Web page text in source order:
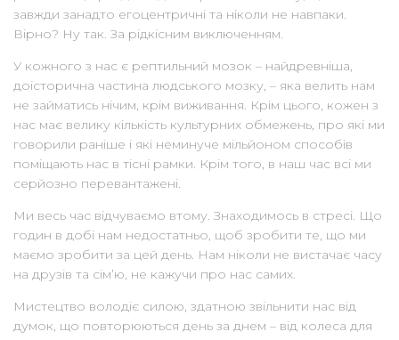
завжди занадто егоцентричні та ніколи не навпаки.
Вірно? Ну так. За рідкісним виключенням.
У кожного з нас є рептильний мозок – найдревніша,
доісторична частина людського мозку, – яка велить нам
не займатись нічим, крім виживання. Крім цього, кожен з
нас має велику кількість культурних обмежень, про які ми
говорили раніше і які неминуче мільйоном способів
поміщають нас в тісні рамки. Крім того, в наш час всі ми
серйозно перевантажені.
Ми весь час відчуваємо втому. Знаходимось в стресі. Що
годин в добі нам недостатньо, щоб зробити те, що ми
маємо зробити за цей день. Нам ніколи не вистачає часу
на друзів та сім’ю, не кажучи про нас самих.
Мистецтво володіє силою, здатною звільнити нас від
думок, що повторюються день за днем – від колеса для